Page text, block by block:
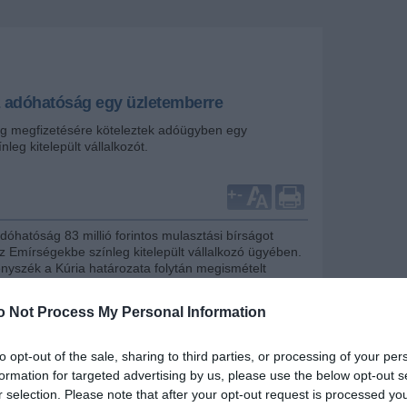
Not Process My Personal Information
opt-out of the sale, sharing to third parties, or processing of your
for targeted advertising by us, please use the below opt-out
selection. Please note that after your opt-out request is processed
egy üzletemberre
megfizetésére köteleztek adóügyben egy
kitelepült vállalkozót.
+-
83 millió forintos mulasztási bírságot
Emírségekbe színleg kitelepült vállalkozó ügyében.
a Kúria határozata folytán megismételt
a felperesi vállalkozásokat bevallások
bírság megfizetésére kötelezte.
belépett magánszemély 2016-ban
lakcímét azzal az indokkal, hogy